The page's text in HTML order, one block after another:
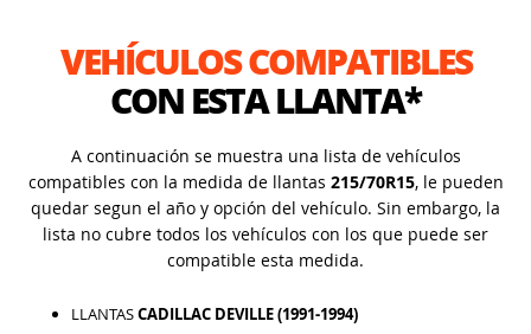
VEHÍCULOS COMPATIBLES
CON ESTA LLANTA*
A continuación se muestra una lista de vehículos
compatibles con la medida de llantas 215/70R15, le pueden
quedar segun el año y opción del vehículo. Sin embargo, la
lista no cubre todos los vehículos con los que puede ser
compatible esta medida.
LLANTASCADILLAC DEVILLE (1991-1994)